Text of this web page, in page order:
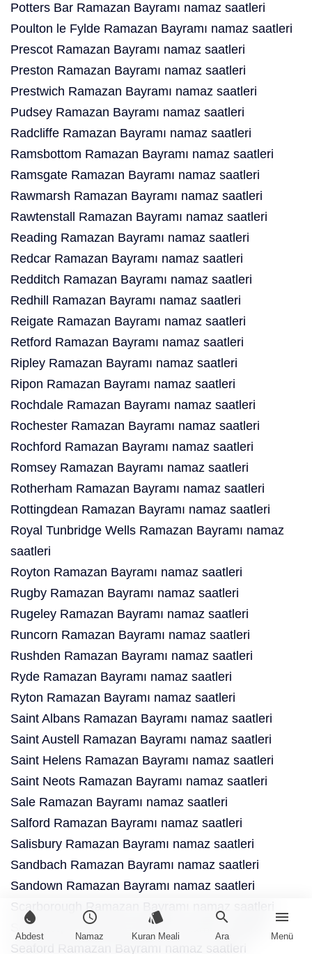
water_drop
Abdest
schedule
Namaz
style
Kuran Meali
search
Ara
menu
Menü
Potters Bar Ramazan Bayramı namaz saatleri
Poulton le Fylde Ramazan Bayramı namaz saatleri
Prescot Ramazan Bayramı namaz saatleri
Preston Ramazan Bayramı namaz saatleri
Prestwich Ramazan Bayramı namaz saatleri
Pudsey Ramazan Bayramı namaz saatleri
Radcliffe Ramazan Bayramı namaz saatleri
Ramsbottom Ramazan Bayramı namaz saatleri
Ramsgate Ramazan Bayramı namaz saatleri
Rawmarsh Ramazan Bayramı namaz saatleri
Rawtenstall Ramazan Bayramı namaz saatleri
Reading Ramazan Bayramı namaz saatleri
Redcar Ramazan Bayramı namaz saatleri
Redditch Ramazan Bayramı namaz saatleri
Redhill Ramazan Bayramı namaz saatleri
Reigate Ramazan Bayramı namaz saatleri
Retford Ramazan Bayramı namaz saatleri
Ripley Ramazan Bayramı namaz saatleri
Ripon Ramazan Bayramı namaz saatleri
Rochdale Ramazan Bayramı namaz saatleri
Rochester Ramazan Bayramı namaz saatleri
Rochford Ramazan Bayramı namaz saatleri
Romsey Ramazan Bayramı namaz saatleri
Rotherham Ramazan Bayramı namaz saatleri
Rottingdean Ramazan Bayramı namaz saatleri
Royal Tunbridge Wells Ramazan Bayramı namaz
saatleri
Royton Ramazan Bayramı namaz saatleri
Rugby Ramazan Bayramı namaz saatleri
Rugeley Ramazan Bayramı namaz saatleri
Runcorn Ramazan Bayramı namaz saatleri
Rushden Ramazan Bayramı namaz saatleri
Ryde Ramazan Bayramı namaz saatleri
Ryton Ramazan Bayramı namaz saatleri
Saint Albans Ramazan Bayramı namaz saatleri
Saint Austell Ramazan Bayramı namaz saatleri
Saint Helens Ramazan Bayramı namaz saatleri
Saint Neots Ramazan Bayramı namaz saatleri
Sale Ramazan Bayramı namaz saatleri
Salford Ramazan Bayramı namaz saatleri
Salisbury Ramazan Bayramı namaz saatleri
Sandbach Ramazan Bayramı namaz saatleri
Sandown Ramazan Bayramı namaz saatleri
Scarborough Ramazan Bayramı namaz saatleri
Scunthorpe Ramazan Bayramı namaz saatleri
Seaford Ramazan Bayramı namaz saatleri